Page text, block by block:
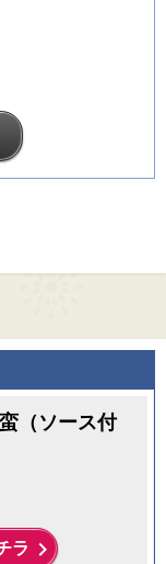
（ソース付
ラ keyboard_arrow_right